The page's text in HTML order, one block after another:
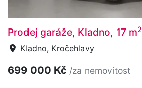
Prodej garáže, Kladno, 17 m2
Kladno, Kročehlavy
699 000 Kč /za nemovitost